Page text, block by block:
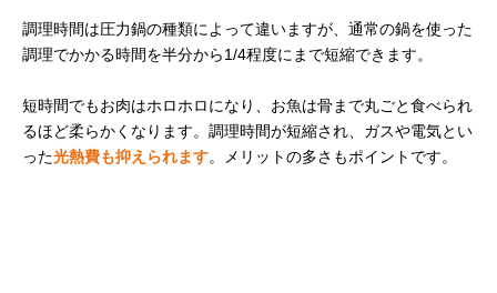
調理時間は圧力鍋の種類によって違いますが、通常の鍋を使った
調理でかかる時間を半分から1/4程度にまで短縮できます。
短時間でもお肉はホロホロになり、お魚は骨まで丸ごと食べられ
るほど柔らかくなります。調理時間が短縮され、ガスや電気とい
った光熱費も抑えられます。メリットの多さもポイントです。